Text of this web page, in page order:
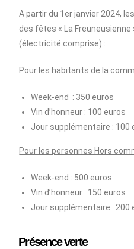
A partir du 1er janvier 2024,
des fêtes « La
(électricité comprise) :
Pour les habitants de la
Week-end : 350 euros
Vin d’honneur : 100 euros
Jour supplémentaire : 100
Pour les personnes Hors
Week-end : 500 euros
Vin d’honneur : 150 euros
Jour supplémentaire : 200
Présence verte